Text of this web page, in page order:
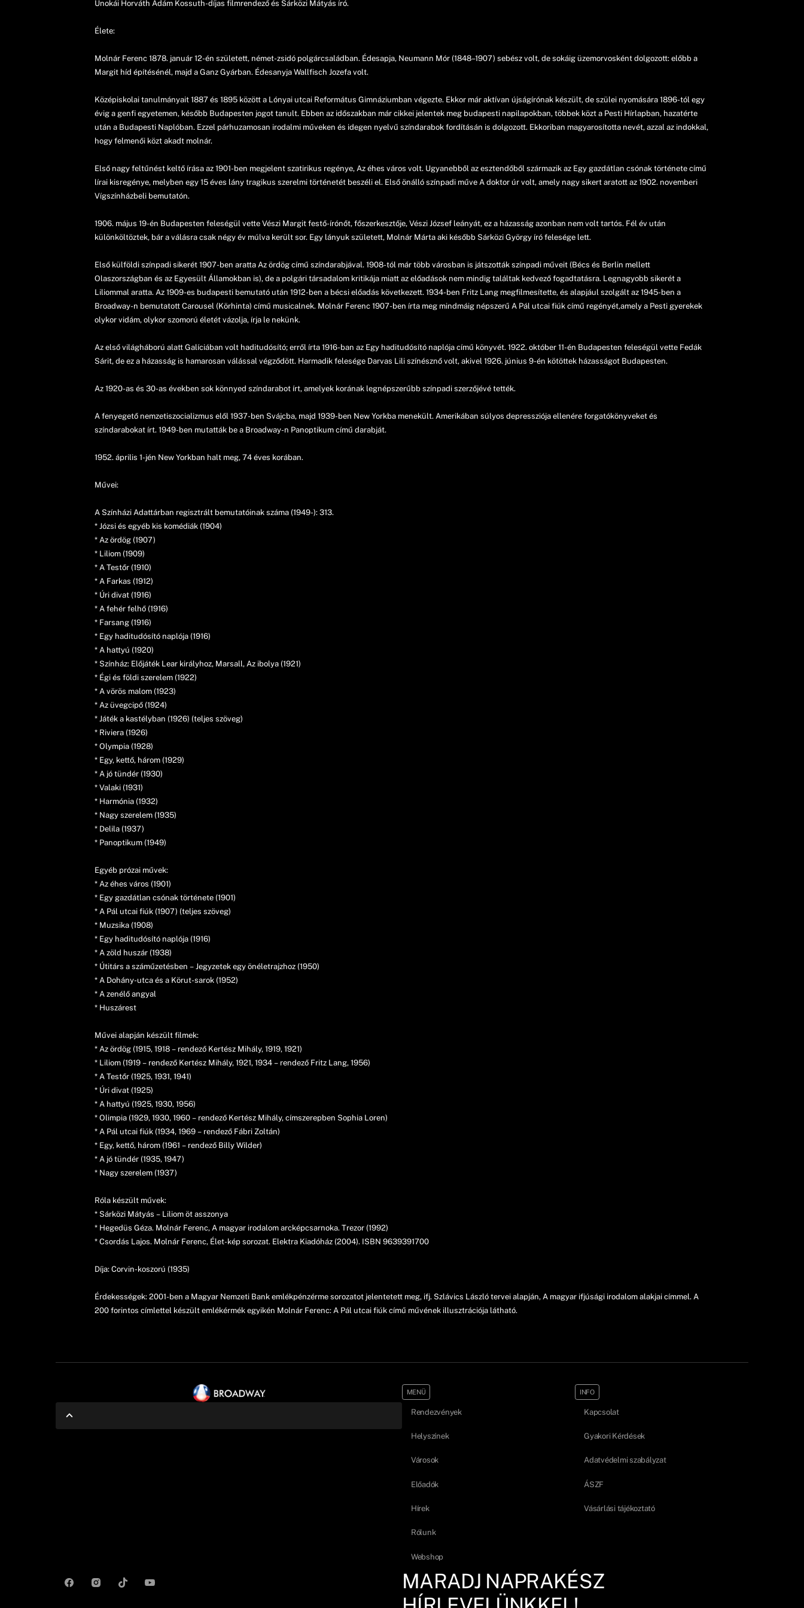
Unokái Horváth Ádám Kossuth-díjas filmrendező és Sárközi Mátyás író.
Élete:
Molnár Ferenc 1878. január 12-én született, német-zsidó polgárcsaládban. Édesapja, Neumann Mór (1848–1907) sebész volt, de sokáig üzemorvosként dolgozott: előbb a
Margit híd építésénél, majd a Ganz Gyárban. Édesanyja Wallfisch Jozefa volt.
Középiskolai tanulmányait 1887 és 1895 között a Lónyai utcai Református Gimnáziumban végezte. Ekkor már aktívan újságírónak készült, de szülei nyomására 1896-tól egy
évig a genfi egyetemen, később Budapesten jogot tanult. Ebben az időszakban már cikkei jelentek meg budapesti napilapokban, többek közt a Pesti Hírlapban, hazatérte
után a Budapesti Naplóban. Ezzel párhuzamosan irodalmi műveken és idegen nyelvű színdarabok fordításán is dolgozott. Ekkoriban magyarosította nevét, azzal az indokkal,
hogy felmenői közt akadt molnár.
Első nagy feltűnést keltő írása az 1901-ben megjelent szatirikus regénye, Az éhes város volt. Ugyanebből az esztendőből származik az Egy gazdátlan csónak története című
lírai kisregénye, melyben egy 15 éves lány tragikus szerelmi történetét beszéli el. Első önálló színpadi műve A doktor úr volt, amely nagy sikert aratott az 1902. novemberi
Vígszínházbeli bemutatón.
1906. május 19-én Budapesten feleségül vette Vészi Margit festő-írónőt, főszerkesztője, Vészi József leányát, ez a házasság azonban nem volt tartós. Fél év után
különköltöztek, bár a válásra csak négy év múlva került sor. Egy lányuk született, Molnár Márta aki később Sárközi György író felesége lett.
Első külföldi színpadi sikerét 1907-ben aratta Az ördög című színdarabjával. 1908-tól már több városban is játszották színpadi műveit (Bécs és Berlin mellett
Olaszországban és az Egyesült Államokban is), de a polgári társadalom kritikája miatt az előadások nem mindig találtak kedvező fogadtatásra. Legnagyobb sikerét a
Liliommal aratta. Az 1909-es budapesti bemutató után 1912-ben a bécsi előadás következett. 1934-ben Fritz Lang megfilmesítette, és alapjául szolgált az 1945-ben a
Broadway-n bemutatott Carousel (Körhinta) című musicalnek. Molnár Ferenc 1907-ben írta meg mindmáig népszerű A Pál utcai fiúk című regényét,amely a Pesti gyerekek
olykor vidám, olykor szomorú életét vázolja, írja le nekünk.
Az első világháború alatt Galíciában volt haditudósító; erről írta 1916-ban az Egy haditudósító naplója című könyvét. 1922. október 11-én Budapesten feleségül vette Fedák
Sárit, de ez a házasság is hamarosan válással végződött. Harmadik felesége Darvas Lili színésznő volt, akivel 1926. június 9-én kötöttek házasságot Budapesten.
Az 1920-as és 30-as években sok könnyed színdarabot írt, amelyek korának legnépszerűbb színpadi szerzőjévé tették.
A fenyegető nemzetiszocializmus elől 1937-ben Svájcba, majd 1939-ben New Yorkba menekült. Amerikában súlyos depressziója ellenére forgatókönyveket és
színdarabokat írt. 1949-ben mutatták be a Broadway-n Panoptikum című darabját.
1952. április 1-jén New Yorkban halt meg, 74 éves korában.
Művei:
A Színházi Adattárban regisztrált bemutatóinak száma (1949-): 313.
* Józsi és egyéb kis komédiák (1904)
* Az ördög (1907)
* Liliom (1909)
* A Testőr (1910)
* A Farkas (1912)
* Úri divat (1916)
* A fehér felhő (1916)
* Farsang (1916)
* Egy haditudósító naplója (1916)
* A hattyú (1920)
* Színház: Előjáték Lear királyhoz, Marsall, Az ibolya (1921)
* Égi és földi szerelem (1922)
* A vörös malom (1923)
* Az üvegcipő (1924)
* Játék a kastélyban (1926) (teljes szöveg)
* Riviera (1926)
* Olympia (1928)
* Egy, kettő, három (1929)
* A jó tündér (1930)
* Valaki (1931)
* Harmónia (1932)
* Nagy szerelem (1935)
* Delila (1937)
* Panoptikum (1949)
Egyéb prózai művek:
* Az éhes város (1901)
* Egy gazdátlan csónak története (1901)
* A Pál utcai fiúk (1907) (teljes szöveg)
* Muzsika (1908)
* Egy haditudósító naplója (1916)
* A zöld huszár (1938)
* Útitárs a száműzetésben – Jegyzetek egy önéletrajzhoz (1950)
* A Dohány-utca és a Körut-sarok (1952)
* A zenélő angyal
* Huszárest
Művei alapján készült filmek:
* Az ördög (1915, 1918 – rendező Kertész Mihály, 1919, 1921)
* Liliom (1919 – rendező Kertész Mihály, 1921, 1934 – rendező Fritz Lang, 1956)
* A Testőr (1925, 1931, 1941)
* Úri divat (1925)
* A hattyú (1925, 1930, 1956)
* Olimpia (1929, 1930, 1960 – rendező Kertész Mihály, címszerepben Sophia Loren)
* A Pál utcai fiúk (1934, 1969 – rendező Fábri Zoltán)
* Egy, kettő, három (1961 – rendező Billy Wilder)
* A jó tündér (1935, 1947)
* Nagy szerelem (1937)
Róla készült művek:
* Sárközi Mátyás – Liliom öt asszonya
* Hegedüs Géza. Molnár Ferenc, A magyar irodalom arcképcsarnoka. Trezor (1992)
* Csordás Lajos. Molnár Ferenc, Élet-kép sorozat. Elektra Kiadóház (2004). ISBN 9639391700
Díja: Corvin-koszorú (1935)
Érdekességek: 2001-ben a Magyar Nemzeti Bank emlékpénzérme sorozatot jelentetett meg, ifj. Szlávics László tervei alapján, A magyar ifjúsági irodalom alakjai címmel. A
200 forintos címlettel készült emlékérmék egyikén Molnár Ferenc: A Pál utcai fiúk című művének illusztrációja látható.
MENÜ
Rendezvények
Helyszínek
Városok
Előadók
Hírek
Rólunk
Webshop
INFO
Kapcsolat
Gyakori Kérdések
Adatvédelmi szabályzat
ÁSZF
Vásárlási tájékoztató
MARADJ NAPRAKÉSZ